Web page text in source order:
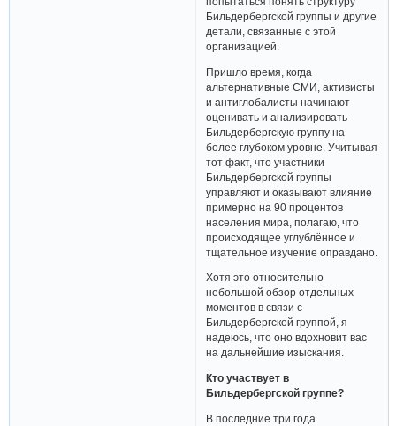
Бильдербергской группы и другие
детали, связанные с этой
организацией.
Пришло время, когда
альтернативные СМИ, активисты
и антиглобалисты начинают
оценивать и анализировать
Бильдербергскую группу на
более глубоком уровне. Учитывая
тот факт, что участники
Бильдербергской группы
управляют и оказывают влияние
примерно на 90 процентов
населения мира, полагаю, что
происходящее углублённое и
тщательное изучение оправдано.
Хотя это относительно
небольшой обзор отдельных
моментов в связи с
Бильдербергской группой, я
надеюсь, что оно вдохновит вас
на дальнейшие изыскания.
Кто участвует в
Бильдербергской группе?
В последние три года